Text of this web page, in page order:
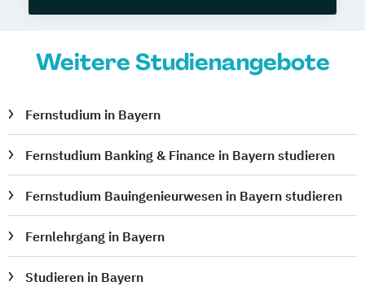
Weitere Studienangebote
Fernstudium in Bayern
Fernstudium Banking & Finance in Bayern studieren
Fernstudium Bauingenieurwesen in Bayern studieren
Fernlehrgang in Bayern
Studieren in Bayern